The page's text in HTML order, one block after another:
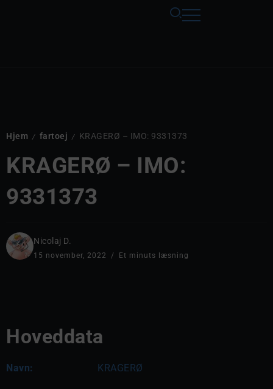
Hjem / fartoej / KRAGERØ – IMO: 9331373
KRAGERØ – IMO:
9331373
Nicolaj D.
15 november, 2022 Et minuts læsning
Hoveddata
Navn: KRAGERØ